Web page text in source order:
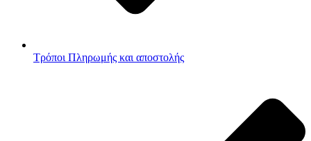
Τρόποι Πληρωμής και αποστολής